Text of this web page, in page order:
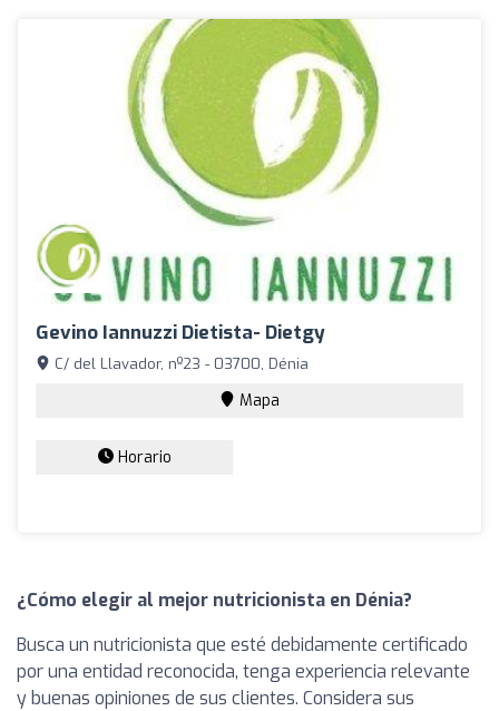
Gevino Iannuzzi Dietista- Dietgy
C/ del Llavador, nº23 - 03700, Dénia
Mapa
Horario
¿Cómo elegir al mejor nutricionista en Dénia?
Busca un nutricionista que esté debidamente certificado
por una entidad reconocida, tenga experiencia relevante
y buenas opiniones de sus clientes. Considera sus